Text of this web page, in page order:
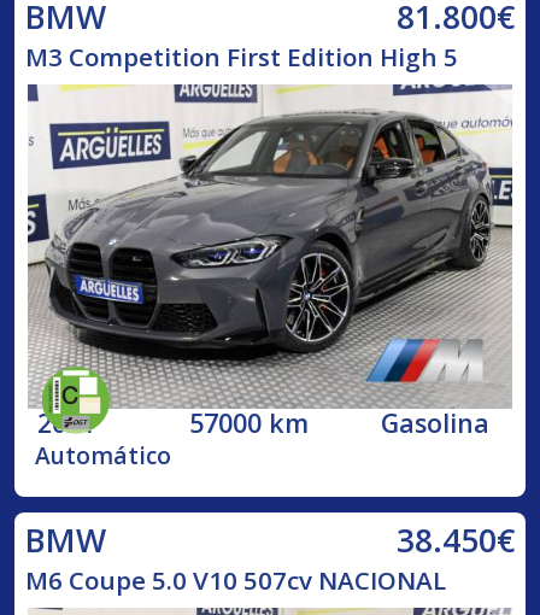
BMW 81.800€
M3 Competition First Edition High 5
2021 57000 km Gasolina
Automático
BMW 38.450€
M6 Coupe 5.0 V10 507cv NACIONAL